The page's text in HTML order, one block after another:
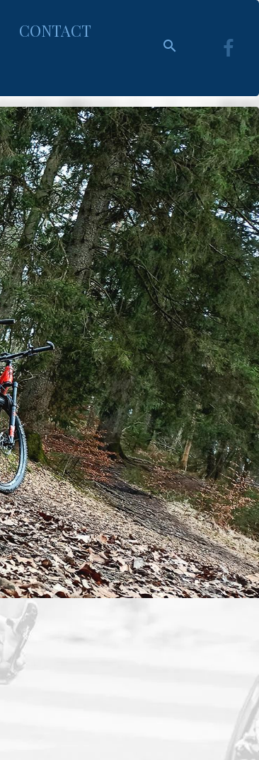
CONTACT